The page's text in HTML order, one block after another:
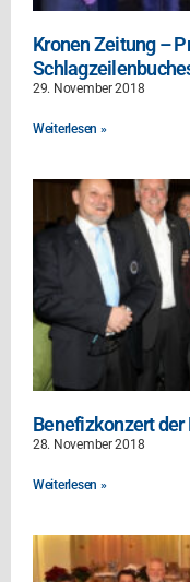
Kronen Zeitung –
29. November 2018
Weiterlesen »
Benefizkonzert
28. November 2018
Weiterlesen »